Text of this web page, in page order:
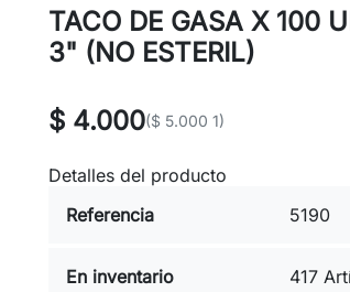
TACO DE GASA X 100
3" (NO ESTERIL)
$ 4.000($ 5.000 1)
Detalles del producto
Referencia
5190
En inventario 417